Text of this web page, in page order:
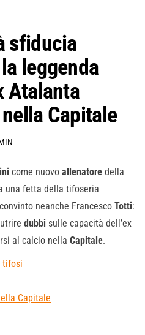
sfiducia
leggenda
Atalanta
Capitale
come nuovo allenatore della
una fetta della tifoseria
neanche Francesco Totti:
dubbi sulle capacità dell’ex
al calcio nella Capitale.
tifosi
Capitale